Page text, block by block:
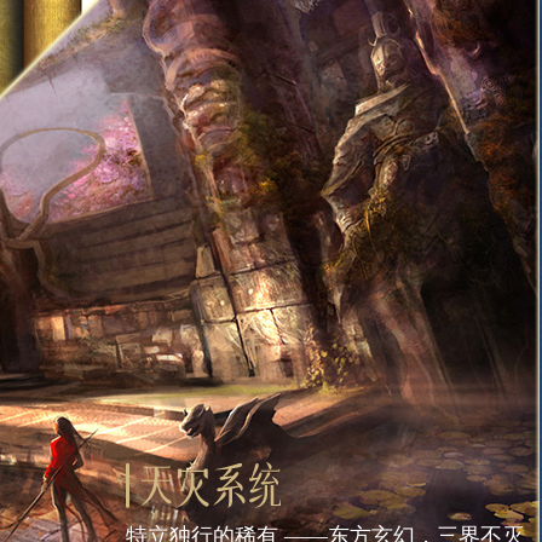
特立独行的稀有 ——东方玄幻，三界不灭